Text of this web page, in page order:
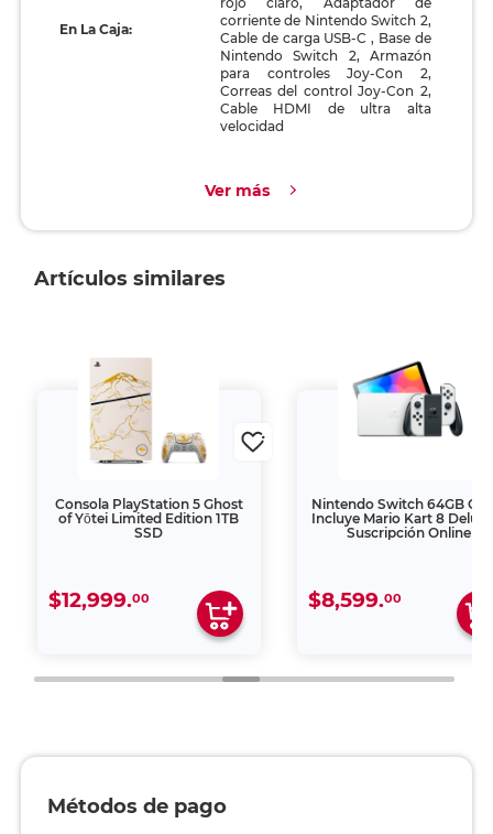
En La Caja:
corriente de Nintendo Switch 2,
Cable de carga USB-C , Base de
Nintendo Switch 2, Armazón
para controles Joy-Con 2,
Correas del control Joy-Con 2,
Cable HDMI de ultra alta
velocidad
Ver más
Artículos similares
Consola PlayStation 5 Ghost
of Yōtei Limited Edition 1TB
SSD
$12,999.00
Nintendo Switch 64GB
Incluye Mario Kart 8
Suscripción Online
$8,599.00
Métodos de pago